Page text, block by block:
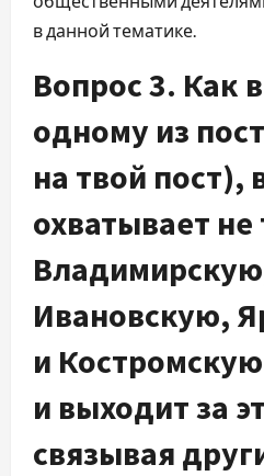
в данной тематике.
Вопрос 3. Как
одному из
на твой пост),
охватывает не
Ивановскую,
и
и выходит за
связывая